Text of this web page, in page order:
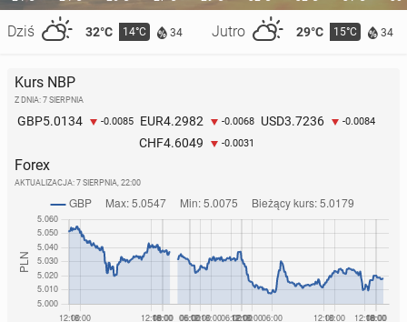
Dziś 32°C 14°C 34 Jutro 29°C 15°C 34
Kurs NBP
Z DNIA: 7 SIERPNIA
GBP5.0134 -0.0085 EUR4.2982 -0.0068 USD3.7236 -0.0084
CHF4.6049 -0.0031
Forex
AKTUALIZACJA: 7 SIERPNIA, 22:00